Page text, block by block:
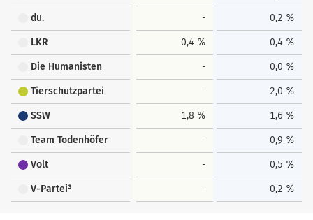
du. - 0,2 %
LKR 0,4 % 0,4 %
Die Humanisten - 0,0 %
Tierschutzpartei - 2,0 %
SSW 1,8 % 1,6 %
Team Todenhöfer - 0,9 %
Volt - 0,5 %
V-Partei³ - 0,2 %